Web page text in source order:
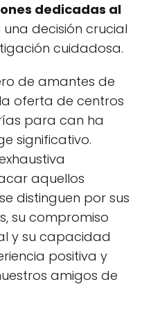
dedicadas al
una decisión crucial
cuidadosa.
de amantes de
oferta de centros
para can ha
significativo.
aquellos
distinguen por sus
su compromiso
y su capacidad
positiva y
amigos de